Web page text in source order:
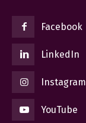
Facebook
LinkedIn
Instagram
YouTube